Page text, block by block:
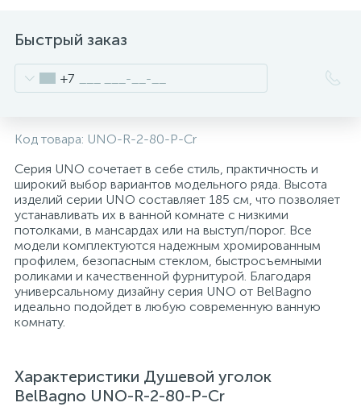
Быстрый заказ
+7
Код товара: UNO-R-2-80-P-Cr
Серия UNO сочетает в себе стиль, практичность и
широкий выбор вариантов модельного ряда. Высота
изделий серии UNO составляет 185 см, что позволяет
устанавливать их в ванной комнате с низкими
потолками, в мансардах или на выступ/порог. Все
модели комплектуются надежным хромированным
профилем, безопасным стеклом, быстросъемными
роликами и качественной фурнитурой. Благодаря
универсальному дизайну серия UNO от BelBagno
идеально подойдет в любую современную ванную
комнату.
Характеристики Душевой уголок
BelBagno UNO-R-2-80-P-Cr
Встраиваемые смесители для душа
Встраиваемые смесители для раковины
Держатели ручного душа
Для биде
Для душа
Донный клапан